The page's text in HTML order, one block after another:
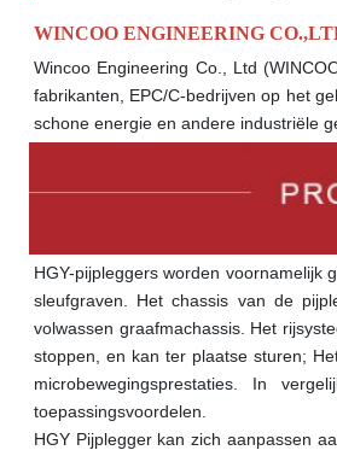
WINCOO ENGINEERING
Wincoo Engineering Co., Ltd
fabrikanten, EPC/C-bedrijven op het
schone energie en andere industriële
HGY-pijpleggers worden voornamelijk
sleufgraven. Het chassis van de
volwassen graafmachassis. Het
stoppen, en kan ter plaatse sturen;
microbewegingsprestaties. In
toepassingsvoordelen.
HGY Pijplegger kan zich aanpassen